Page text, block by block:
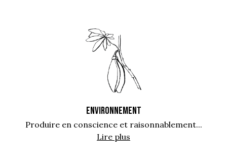
ENVIRONNEMENT
Produire en conscience et raisonnablement...
Lire plus